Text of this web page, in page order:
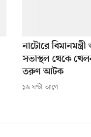
নাটোরে
সভাস্থল থেকে
তরুণ আটক
১৬ ঘণ্টা আগে